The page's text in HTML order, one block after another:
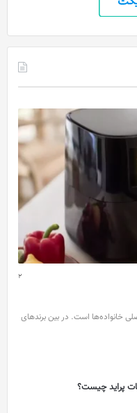
2
خانواده‌ها است. در بین برندهای
پراید چیست؟